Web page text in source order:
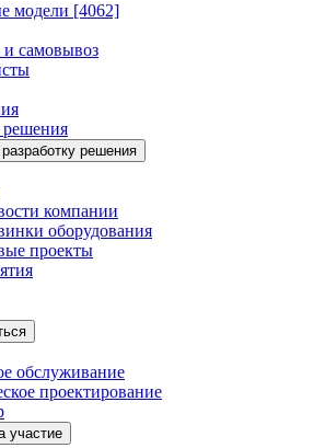
модели [4062]
и самовывоз
решения
компании
оборудования
проекты
обслуживание
проектирование
участие